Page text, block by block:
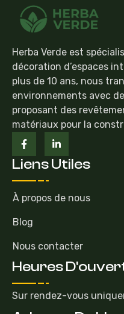
Herba Verde est
décoration d’espaces
plus de 10 ans, nous
environnements avec
proposant des
matériaux pour la
Liens Utiles
À propos de nous
Blog
Nous contacter
Heures
Sur rendez-vous